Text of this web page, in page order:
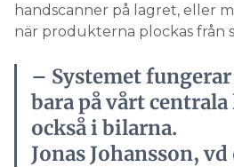
handscanner på lagret, eller
när produkterna plockas från
– Systemet
bara på vårt
också i bilarna.
Jonas Johansson, vd